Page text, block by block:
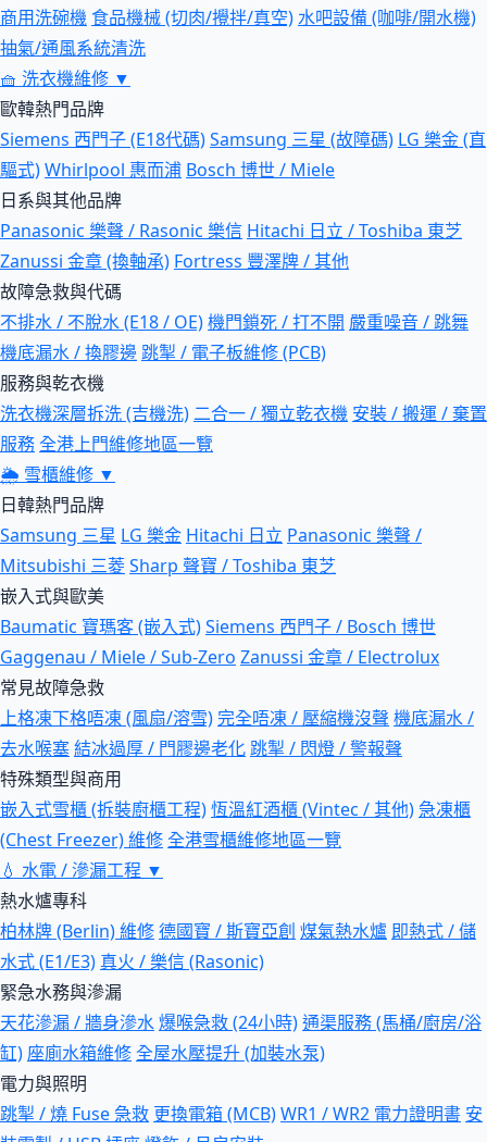
商用洗碗機 食品機械 (切肉/攪拌/真空)水吧設備 (咖啡/開水機)
抽氣/通風系統清洗
🧺 洗衣機維修 ▼
歐韓熱門品牌
Siemens 西門子 (E18代碼)Samsung 三星 (故障碼) LG 樂金 (直
驅式)Whirlpool 惠而浦 Bosch 博世 / Miele
日系與其他品牌
Panasonic 樂聲 / Rasonic 樂信 Hitachi 日立 / Toshiba 東芝
Zanussi 金章 (換軸承) Fortress 豐澤牌 / 其他
故障急救與代碼
不排水 / 不脫水 (E18 / OE)機門鎖死 / 打不開 嚴重噪音 / 跳舞
機底漏水 / 換膠邊跳掣 / 電子板維修 (PCB)
服務與乾衣機
洗衣機深層拆洗 (吉機洗) 二合一 / 獨立乾衣機 安裝 / 搬運 / 棄置
服務全港上門維修地區一覽
🌦 雪櫃維修 ▼
日韓熱門品牌
Samsung 三星 LG 樂金 Hitachi 日立 Panasonic 樂聲 /
Mitsubishi 三菱Sharp 聲寶 / Toshiba 東芝
嵌入式與歐美
Baumatic 寶瑪客 (嵌入式)Siemens 西門子 / Bosch 博世
Gaggenau / Miele / Sub-Zero Zanussi 金章 / Electrolux
常見故障急救
上格凍下格唔凍 (風扇/溶雪)完全唔凍 / 壓縮機沒聲 機底漏水 /
去水喉塞結冰過厚 / 門膠邊老化跳掣 / 閃燈 / 警報聲
特殊類型與商用
嵌入式雪櫃 (拆裝廚櫃工程)恆溫紅酒櫃 (Vintec / 其他)急凍櫃
(Chest Freezer) 維修全港雪櫃維修地區一覽
💧 水電 / 滲漏工程 ▼
熱水爐專科
柏林牌 (Berlin) 維修德國寶 / 斯寶亞創 煤氣熱水爐 即熱式 / 儲
水式 (E1/E3) 真火 / 樂信 (Rasonic)
緊急水務與滲漏
天花滲漏 / 牆身滲水爆喉急救 (24小時)通渠服務 (馬桶/廚房/浴
缸) 座廁水箱維修全屋水壓提升 (加裝水泵)
電力與照明
跳掣 / 燒 Fuse 急救 更換電箱 (MCB)WR1 / WR2 電力證明書 安